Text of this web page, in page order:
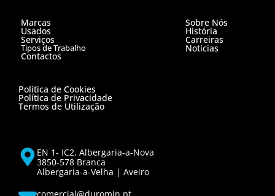
Marcas
Usados
Serviços
Tipos de Trabalho
Contactos
Sobre Nós
História
Carreiras
Notícias
Política de Cookies
Política de Privacidade
Termos de Utilização
EN 1- IC2, Albergaria-a-Nova
3850-578 Branca
Albergaria-a-Velha | Aveiro